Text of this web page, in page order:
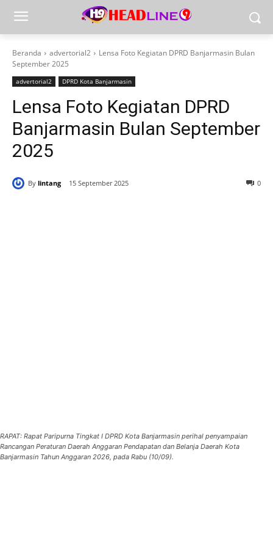
Beranda advertorial2
Lensa Foto Kegiatan DPRD Banjarmasin Bulan
September 2025
advertorial2 DPRD Kota Banjarmasin
Lensa Foto Kegiatan DPRD
Banjarmasin Bulan September
2025
By lintang 15 September 2025 0
RAPAT: Rapat Paripurna Tingkat I DPRD Kota Banjarmasin perihal penyampaian
Rancangan Peraturan Daerah Anggaran Pendapatan dan Belanja Daerah Kota
Banjarmasin Tahun Anggaran 2026, pada Rabu (10/09).